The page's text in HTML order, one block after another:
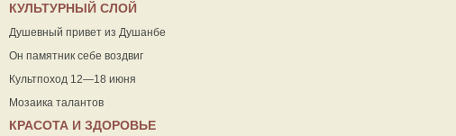
КУЛЬТУРНЫЙ СЛОЙ
Душевный привет из Душанбе
Он памятник себе воздвиг
Культпоход 12—18 июня
Мозаика талантов
КРАСОТА И ЗДОРОВЬЕ